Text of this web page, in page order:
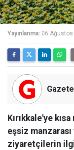
Yayınlanma: 06 Ağustos
Kırıkkale'ye
eşsiz
ziyaretçilerin